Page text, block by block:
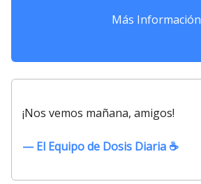
Más Información
¡Nos vemos mañana, amigos!
— El Equipo de Dosis Diaria ☕️